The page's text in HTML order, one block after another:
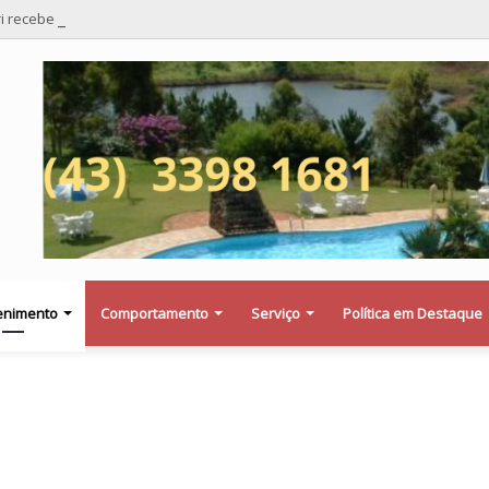
recebe apoio de mais quatro importantes partidos para candidatura ao
Comportamento Serviço Política em Destaque